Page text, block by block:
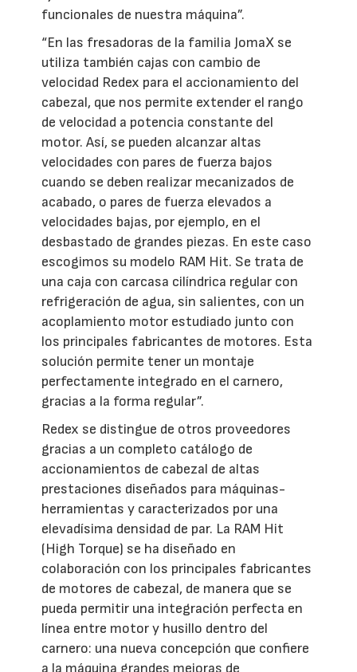
funcionales de nuestra máquina”.
“En las fresadoras de la familia JomaX se
utiliza también cajas con cambio de
velocidad Redex para el accionamiento del
cabezal, que nos permite extender el rango
de velocidad a potencia constante del
motor. Así, se pueden alcanzar altas
velocidades con pares de fuerza bajos
cuando se deben realizar mecanizados de
acabado, o pares de fuerza elevados a
velocidades bajas, por ejemplo, en el
desbastado de grandes piezas. En este caso
escogimos su modelo RAM Hit. Se trata de
una caja con carcasa cilíndrica regular con
refrigeración de agua, sin salientes, con un
acoplamiento motor estudiado junto con
los principales fabricantes de motores. Esta
solución permite tener un montaje
perfectamente integrado en el carnero,
gracias a la forma regular”.
Redex se distingue de otros proveedores
gracias a un completo catálogo de
accionamientos de cabezal de altas
prestaciones diseñados para máquinas-
herramientas y caracterizados por una
elevadísima densidad de par. La RAM Hit
(High Torque) se ha diseñado en
colaboración con los principales fabricantes
de motores de cabezal, de manera que se
pueda permitir una integración perfecta en
línea entre motor y husillo dentro del
carnero: una nueva concepción que confiere
a la máquina grandes mejoras de